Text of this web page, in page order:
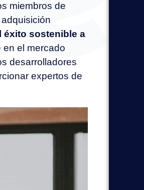
miembros de
éxito sostenible a
en el mercado
desarrolladores
expertos de